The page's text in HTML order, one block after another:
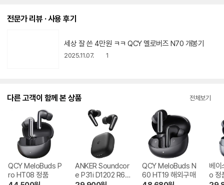
전문가 리뷰 · 사용 후기
세상 잘 쓴 4만원 ㅋㅋ QCY 멜로버즈 N70 개봉기
2025.11.07. 1
다른 고객이 함께 본 상품 전체보기
QCY MeloBuds P
ro HT08 정품
ANKER Soundcor
e P31i D1202 R60
QCY MeloBuds N
60 HT19 해외구매
베이
o 정